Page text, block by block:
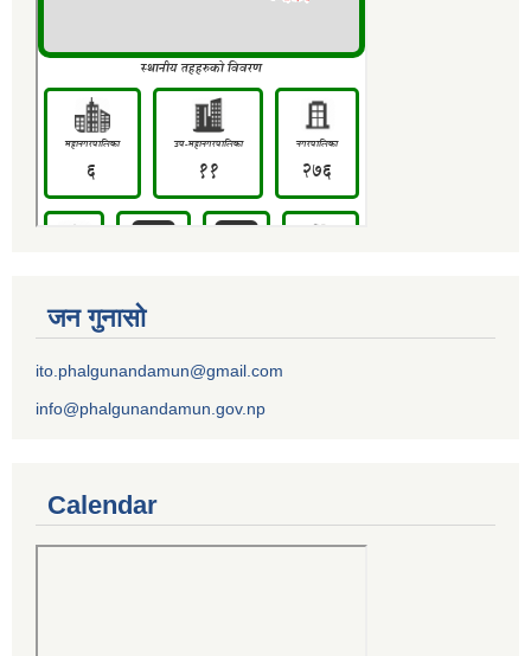
जन गुनासो
ito.phalgunandamun@gmail.com
info@phalgunandamun.gov.np
Calendar